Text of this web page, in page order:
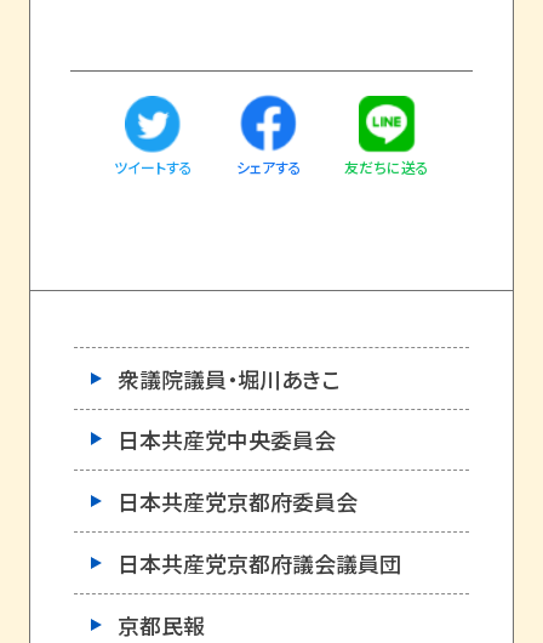
ツイートする シェアする 友だちに送る
衆議院議員・堀川あきこ
日本共産党中央委員会
日本共産党京都府委員会
日本共産党京都府議会議員団
京都民報